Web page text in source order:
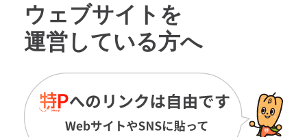
ウェブサイトを
運営している方へ